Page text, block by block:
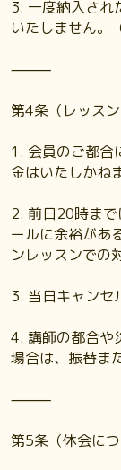
3. 一度納入され
いたしません。
⸻
第4条（レッス
1. 会員のご都合
金はいたしかね
2. 前日20時まで
ールに余裕があ
ンレッスンでの
3. 当日キャンセ
4. 講師の都合や
場合は、振替ま
⸻
第5条（休会につ